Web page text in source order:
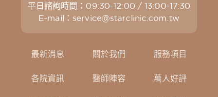
平日諮詢時間：09:30-12:00 / 13:00-17:30
E-mail： service@starclinic.com.tw
最新消息 關於我們 服務項目
各院資訊 醫師陣容 萬人好評